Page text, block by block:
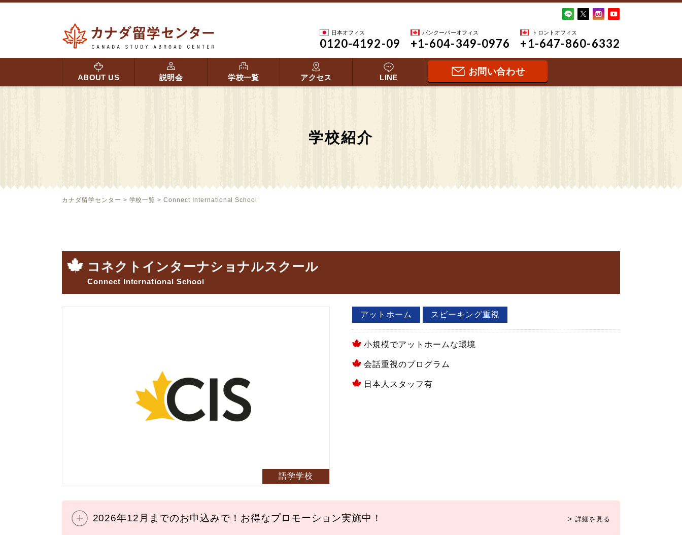
日本オフィス
0120-4192-09
バンクーバーオフィス
+1-604-349-0976
トロントオフィス
+1-647-860-6332
ABOUT US 説明会 学校一覧 アクセス LINE
お問い合わせ
学校紹介
カナダ留学センター > 学校一覧 >Connect International School
コネクトインターナショナルスクール
Connect International School
語学学校
アットホーム スピーキング重視
小規模でアットホームな環境
会話重視のプログラム
日本人スタッフ有
2026年12月までのお申込みで！お得なプロモーション実施中！